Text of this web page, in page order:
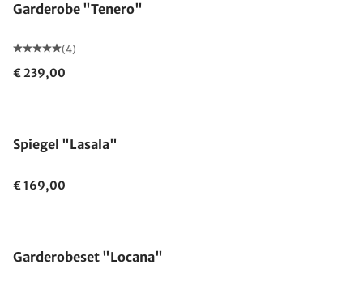
Garderobe "Tenero"
(4)
€ 239,00
Spiegel "Lasala"
€ 169,00
Garderobeset "Locana"